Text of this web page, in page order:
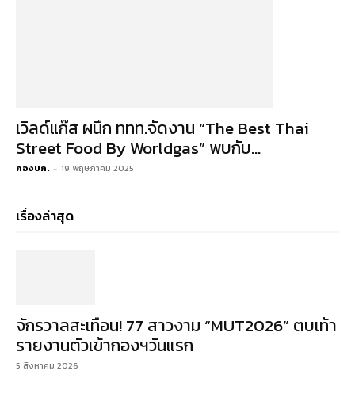
เวิลด์แก๊ส ผนึก ททท.จัดงาน “The Best Thai
Street Food By Worldgas” พบกับ...
กองบก. - 19 พฤษภาคม 2025
เรื่องล่าสุด
จักรวาลสะเทือน! 77 สาวงาม “MUT2026” ตบเท้า
รายงานตัวเข้ากองฯวันแรก
5 สิงหาคม 2026